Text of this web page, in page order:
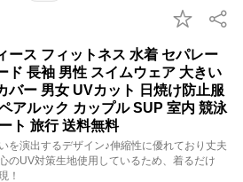
ース フィットネス 水着 セパレー
ド 長袖 男性 スイムウェア 大きい
バー 男女 UVカット 日焼け防止服
アルック カップル SUP 室内 競泳
ト 旅行 送料無料
を演出するデザイン♪伸縮性に優れており丈夫
のUV対策生地使用しているため、着るだけ
！